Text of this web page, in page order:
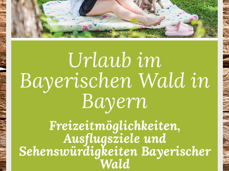
Urlaub im
Bayerischen Wald in
Bayern
Freizeitmöglichkeiten,
Ausflugsziele und
Sehenswürdigkeiten Bayerischer
Wald